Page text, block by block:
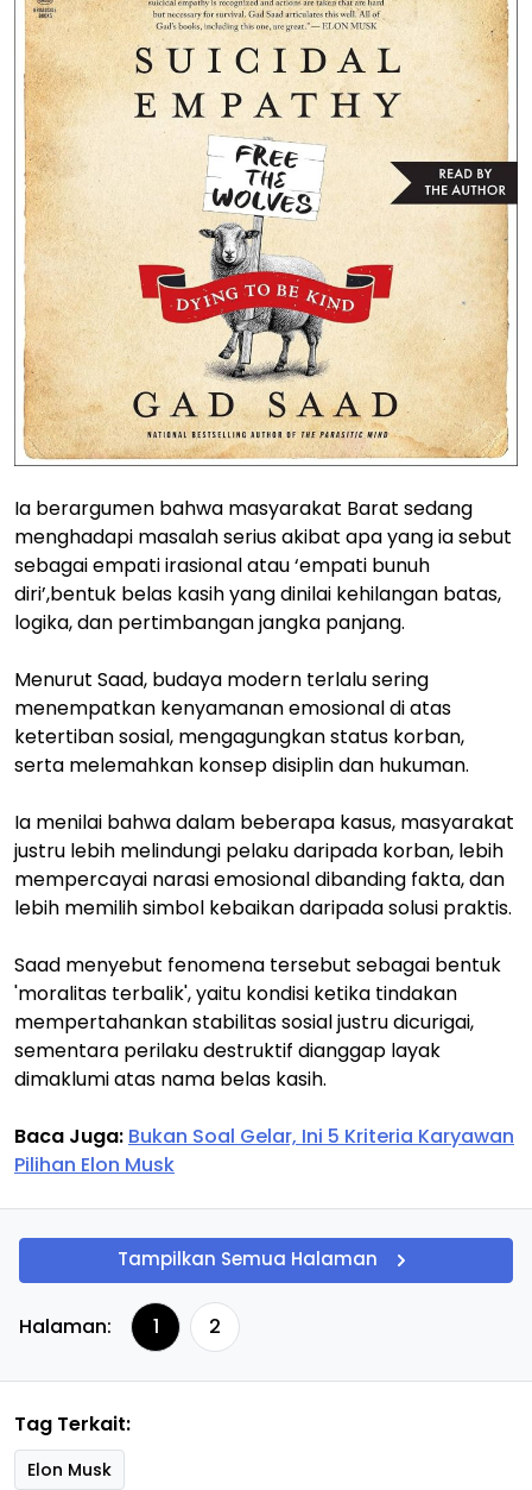
Ia berargumen bahwa masyarakat Barat sedang
menghadapi masalah serius akibat apa yang ia sebut
sebagai empati irasional atau ‘empati bunuh
diri’,bentuk belas kasih yang dinilai kehilangan batas,
logika, dan pertimbangan jangka panjang.
Menurut Saad, budaya modern terlalu sering
menempatkan kenyamanan emosional di atas
ketertiban sosial, mengagungkan status korban,
serta melemahkan konsep disiplin dan hukuman.
Ia menilai bahwa dalam beberapa kasus, masyarakat
justru lebih melindungi pelaku daripada korban, lebih
mempercayai narasi emosional dibanding fakta, dan
lebih memilih simbol kebaikan daripada solusi praktis.
Saad menyebut fenomena tersebut sebagai bentuk
'moralitas terbalik', yaitu kondisi ketika tindakan
mempertahankan stabilitas sosial justru dicurigai,
sementara perilaku destruktif dianggap layak
dimaklumi atas nama belas kasih.
Baca Juga: Bukan Soal Gelar, Ini 5 Kriteria Karyawan
Pilihan Elon Musk
Tampilkan Semua Halaman
Halaman: 1 2
Tag Terkait:
Elon Musk